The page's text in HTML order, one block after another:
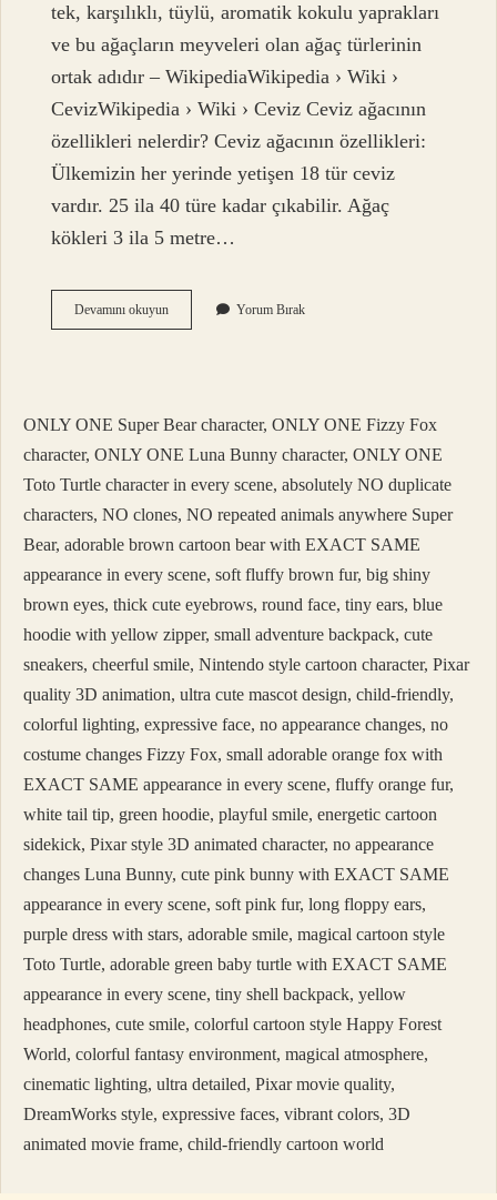
tek, karşılıklı, tüylü, aromatik kokulu yaprakları
ve bu ağaçların meyveleri olan ağaç türlerinin
ortak adıdır – WikipediaWikipedia › Wiki ›
CevizWikipedia › Wiki › Ceviz Ceviz ağacının
özellikleri nelerdir? Ceviz ağacının özellikleri:
Ülkemizin her yerinde yetişen 18 tür ceviz
vardır. 25 ila 40 türe kadar çıkabilir. Ağaç
kökleri 3 ila 5 metre…
Devamını okuyunCeviz
Çiçekli
Yorum Bırak
ONLY ONE Super Bear character, ONLY ONE Fizzy Fox
character, ONLY ONE Luna Bunny character, ONLY ONE
Toto Turtle character in every scene, absolutely NO duplicate
characters, NO clones, NO repeated animals anywhere Super
Bear, adorable brown cartoon bear with EXACT SAME
appearance in every scene, soft fluffy brown fur, big shiny
brown eyes, thick cute eyebrows, round face, tiny ears, blue
hoodie with yellow zipper, small adventure backpack, cute
sneakers, cheerful smile, Nintendo style cartoon character, Pixar
quality 3D animation, ultra cute mascot design, child-friendly,
colorful lighting, expressive face, no appearance changes, no
costume changes Fizzy Fox, small adorable orange fox with
EXACT SAME appearance in every scene, fluffy orange fur,
white tail tip, green hoodie, playful smile, energetic cartoon
sidekick, Pixar style 3D animated character, no appearance
changes Luna Bunny, cute pink bunny with EXACT SAME
appearance in every scene, soft pink fur, long floppy ears,
purple dress with stars, adorable smile, magical cartoon style
Toto Turtle, adorable green baby turtle with EXACT SAME
appearance in every scene, tiny shell backpack, yellow
headphones, cute smile, colorful cartoon style Happy Forest
World, colorful fantasy environment, magical atmosphere,
cinematic lighting, ultra detailed, Pixar movie quality,
DreamWorks style, expressive faces, vibrant colors, 3D
animated movie frame, child-friendly cartoon world